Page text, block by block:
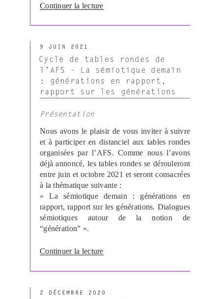
Continuer la lecturede
Signata
–
Sémiotiques
de
l’archive.
Giulia
Dondero,
Andreas
Fickers,
Gian
Maria
Tore
et
Matteo
PUBLIÉ
LE
9 JUIN 2021
Cycle de tables rondes de
l’AFS – La sémiotique demain
: générations en rapport,
rapport sur les générations
Présentation
Nous avons le plaisir de vous inviter à suivre
et à participer en distanciel aux tables rondes
organisées par l’AFS. Comme nous l’avons
déjà annoncé, les tables rondes se dérouleront
entre juin et octobre 2021 et seront consacrées
à la thématique suivante :
« La sémiotique demain : générations en
rapport, rapport sur les générations. Dialogues
sémiotiques autour de la notion de
“génération” ».
Continuer la lecturede
de
rondes
PUBLIÉ
2 DÉCEMBRE 2020